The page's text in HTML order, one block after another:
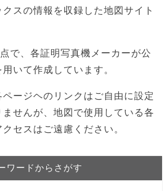
スの情報を収録した地図サイト
で、各証明写真機メーカーが公
いて作成しています。
ージヘのリンクはご自由に設定
せんが、地図で使用している各
セスはご遠慮ください。
ワードからさがす